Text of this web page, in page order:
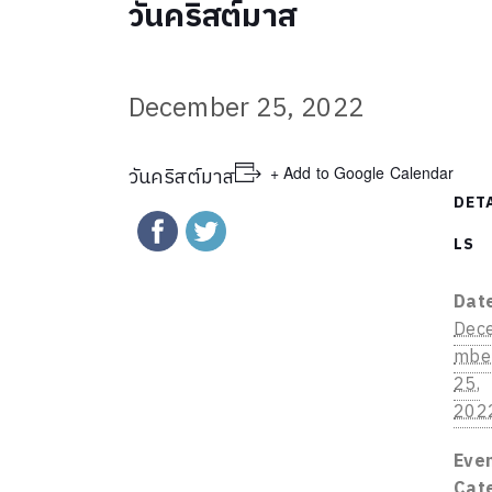
วันคริสต์มาส
December 25, 2022
วันคริสต์มาส + Add to Google Calendar
LS
25,